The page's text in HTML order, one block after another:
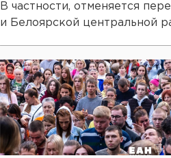
В частности, отменяется
и Белоярской центральной